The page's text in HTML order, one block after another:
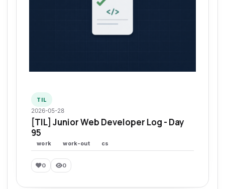
TIL
2026-05-28
[TIL] Junior Web Developer Log - Day
95
work work-out cs
0 0